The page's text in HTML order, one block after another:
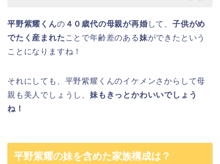
平野紫耀くんの ４０歳代の母親が再婚 して、子供がめ
でたく産まれた ことで年齢差のある妹ができたという
ことになりますね！
それにしても、平野紫耀くんのイケメンさからして母
親も美人でしょうし、 妹もきっとかわいいでしょう
ね！
平野紫耀の妹を含めた家族構成は？